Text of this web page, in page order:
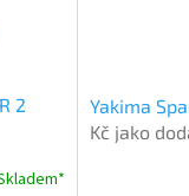
2 Yakima
Kč jako